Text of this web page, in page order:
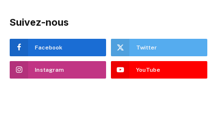
Suivez-nous
Facebook Twitter
Instagram YouTube